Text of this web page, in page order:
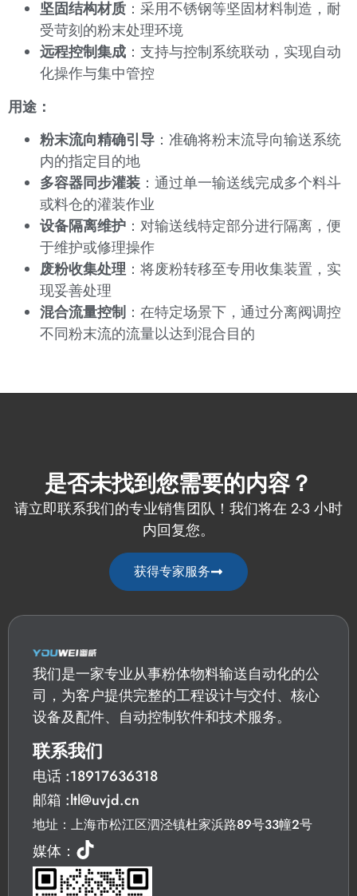
坚固结构材质 ：采用不锈钢等坚固材料制造，耐
受苛刻的粉末处理环境
远程控制集成 ：支持与控制系统联动，实现自动
化操作与集中管控
用途：
粉末流向精确引导 ：准确将粉末流导向输送系统
内的指定目的地
多容器同步灌装 ：通过单一输送线完成多个料斗
或料仓的灌装作业
设备隔离维护 ：对输送线特定部分进行隔离，便
于维护或修理操作
废粉收集处理：将废粉转移至专用收集装置，实
现妥善处理
混合流量控制 ：在特定场景下，通过分离阀调控
不同粉末流的流量以达到混合目的
是否未找到您需要的内容？
请立即联系我们的专业销售团队！我们将在 2-3 小时
内回复您。
获得专家服务
我们是一家专业从事粉体物料输送自动化的公
司，为客户提供完整的工程设计与交付、核心
设备及配件、自动控制软件和技术服务。
联系我们
电话 :18917636318
邮箱 :ltl@uvjd.cn
地址：上海市松江区泗泾镇杜家浜路89号33幢2号
媒体：